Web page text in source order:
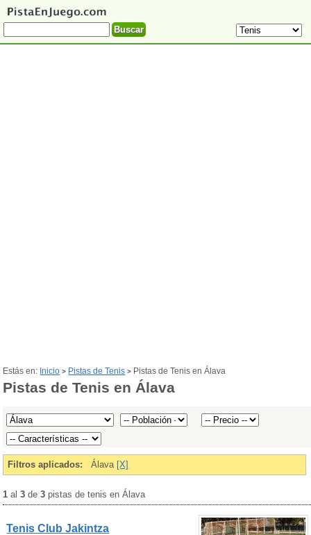
Estás en: Inicio > Pistas de Tenis > Pistas de Tenis en Álava
Pistas de Tenis en Álava
Filtros aplicados: Álava [X]
1 al3 de3 pistas de tenis en Álava
Tenis Club Jakintza